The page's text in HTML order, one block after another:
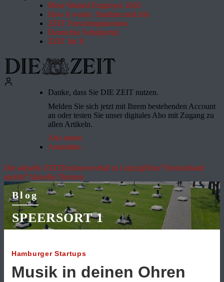
Most Wanted Employer 2026
How it works: Studium und Job
ZEIT Forschungskosmos
Deutsches Schulportal
ZEIT für X
Danke, dass Sie DIE ZEIT nutzen.
Melden Sie sich jetzt mit Ihrem bestehenden Account
an oder testen Sie unser digitales Abo mit Zugang zu
allen Artikeln.
Abo testen
Anmelden
Die aktuelle ZEITDrohnenvorfall in LeipzigHitze"Deutschland
spricht"Aktuelle Themen
Blog
SPEERSORT 1
Hamburger Startups
Musik in deinen Ohren